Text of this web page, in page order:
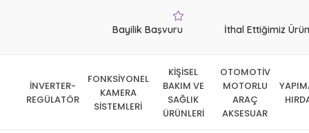
Bayilik Başvuru İthal Ettiğimiz
İNVERTER-
REGÜLATÖR
FONKSİYONEL
KAMERA
SİSTEMLERİ
KİŞİSEL
BAKIM VE
SAĞLIK
ÜRÜNLERİ
OTOMOTİV
MOTORLU
ARAÇ
AKSESUAR